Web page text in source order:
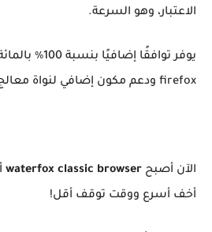
الاعتبار، وهو السرعة.
يوفر توافقًا
firefox ودعم مكون إضافي لنواة معالج 64 بت فقط.
الآن أصبح waterfox classic browser
أخف أسرع ووقت توقف أقل!